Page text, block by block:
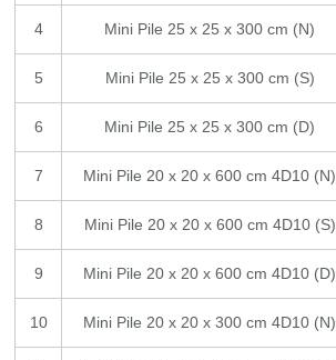
4 Mini Pile 25 x 25 x 300 cm (N)
5 Mini Pile 25 x 25 x 300 cm (S)
6 Mini Pile 25 x 25 x 300 cm (D)
7 Mini Pile 20 x 20 x 600 cm 4D10 (N)
8 Mini Pile 20 x 20 x 600 cm 4D10 (S)
9 Mini Pile 20 x 20 x 600 cm 4D10 (D)
10 Mini Pile 20 x 20 x 300 cm 4D10 (N)